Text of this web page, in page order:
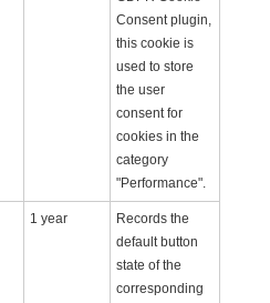
Consent plugin,
this cookie is
used to store
the user
consent for
cookies in the
category
"Performance".
1 year
Records the
default button
state of the
corresponding